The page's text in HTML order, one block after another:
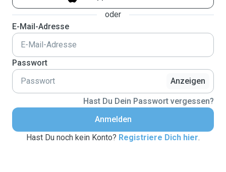
oder
E-Mail-Adresse
Passwort
Anzeigen
Hast Du Dein Passwort vergessen?
Anmelden
Hast Du noch kein Konto? Registriere Dich hier.